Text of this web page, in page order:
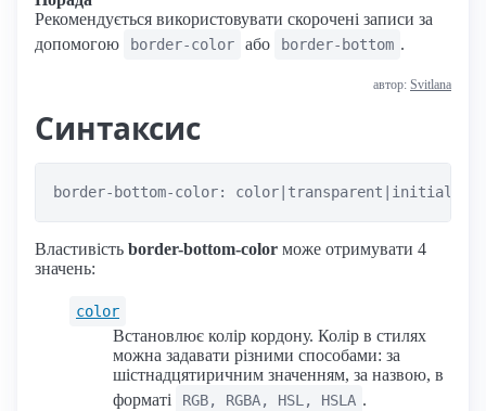
Рекомендується використовувати скорочені записи за
допомогою
border-color або border-bottom .
автор: Svitlana
Синтаксис
border-bottom-color:
Властивість border-bottom-color може отримувати 4
значень:
color
Встановлює колір кордону. Колір в стилях
можна задавати різними способами: за
шістнадцятиричним значенням, за назвою, в
форматі
RGB, RGBA, HSL, HSLA .